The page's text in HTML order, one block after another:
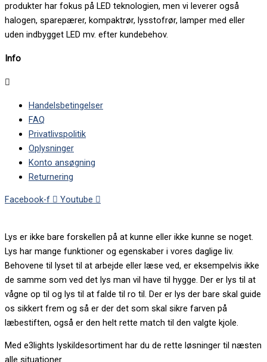
produkter har fokus på LED teknologien, men vi leverer også
halogen, sparepærer, kompaktrør, lysstofrør, lamper med eller
uden indbygget LED mv. efter kundebehov.
Info
Handelsbetingelser
FAQ
Privatlivspolitik
Oplysninger
Konto ansøgning
Returnering
Facebook-f Youtube
Lys er ikke bare forskellen på at kunne eller ikke kunne se noget.
Lys har mange funktioner og egenskaber i vores daglige liv.
Behovene til lyset til at arbejde eller læse ved, er eksempelvis ikke
de samme som ved det lys man vil have til hygge. Der er lys til at
vågne op til og lys til at falde til ro til. Der er lys der bare skal guide
os sikkert frem og så er der det som skal sikre farven på
læbestiften, også er den helt rette match til den valgte kjole.
Med e3lights lyskildesortiment har du de rette løsninger til næsten
alle situationer.